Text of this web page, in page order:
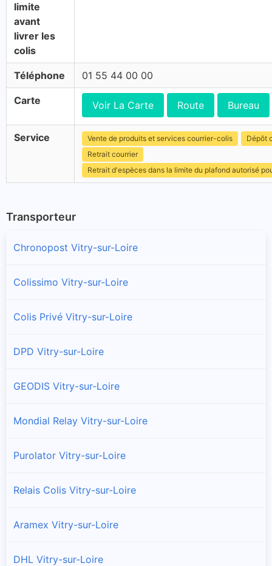
limite
avant
livrer les
colis
Téléphone 01 55 44 00 00
Carte Voir La Carte Route Bureau
Service Vente de produits et services courrier-colis
Dépôt
Retrait courrier
Retrait d'espèces dans la limite du plafond autorisé
Transporteur
Chronopost Vitry-sur-Loire
Colissimo Vitry-sur-Loire
Colis Privé Vitry-sur-Loire
DPD Vitry-sur-Loire
GEODIS Vitry-sur-Loire
Mondial Relay Vitry-sur-Loire
Purolator Vitry-sur-Loire
Relais Colis Vitry-sur-Loire
Aramex Vitry-sur-Loire
DHL Vitry-sur-Loire